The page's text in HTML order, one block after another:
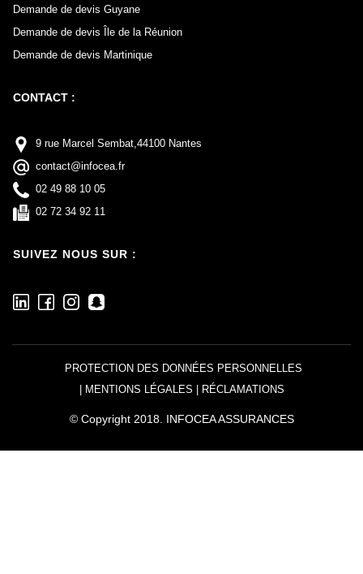
Demande de devis Guyane
Demande de devis Île de la Réunion
Demande de devis Martinique
CONTACT :
9 rue Marcel Sembat,44100 Nantes
contact@infocea.fr
02 49 88 10 05
02 72 34 92 11
SUIVEZ NOUS SUR :
PROTECTION DES DONNÉES PERSONNELLES
MENTIONS LÉGALES RÉCLAMATIONS
© Copyright 2018. INFOCEA ASSURANCES